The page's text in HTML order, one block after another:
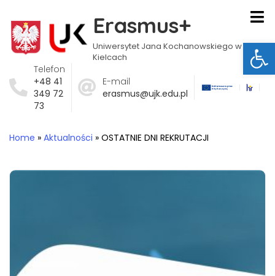
Erasmus+
Uniwersytet Jana Kochanowskiego w
Kielcach
Telefon
+48 41
349 72
73
E-mail
erasmus@ujk.edu.pl
Home » Aktualności » OSTATNIE DNI REKRUTACJI